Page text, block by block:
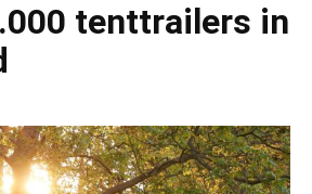
tenttrailers in